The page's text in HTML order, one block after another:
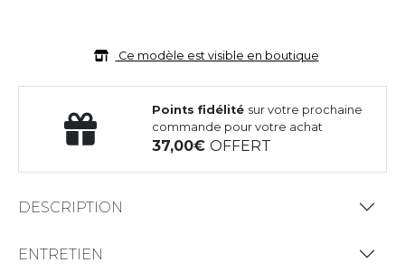
Ce modèle est visible en boutique
Points fidélité sur votre prochaine
commande pour votre achat
37,00OFFERT
DESCRIPTION
ENTRETIEN